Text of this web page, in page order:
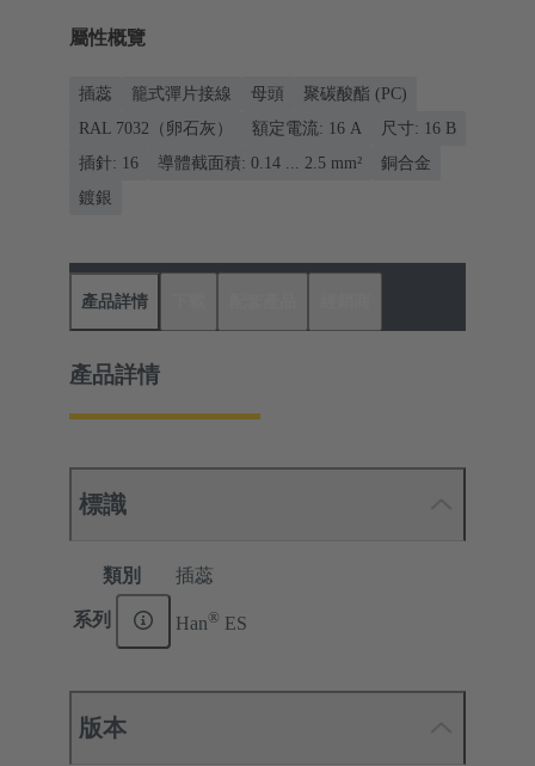
屬性概覽
插蕊 籠式彈片接線 母頭
聚碳酸酯 (PC)
RAL 7032（卵石灰）
額定電流: ‌16 A
尺寸: 16 B
插針: 16
導體截面積: 0.14 ... 2.5 mm²
銅合金
鍍銀
產品詳情
產品詳情
標識
類別 插蕊
系列 Han® ES
版本